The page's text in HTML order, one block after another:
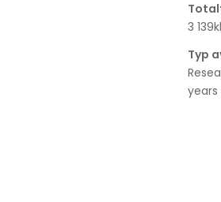
3
Typ
years